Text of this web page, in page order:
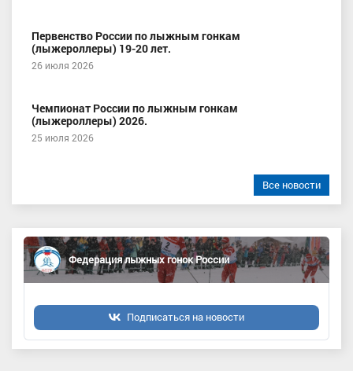
Первенство России по лыжным гонкам
(лыжероллеры) 19-20 лет.
26 июля 2026
Чемпионат России по лыжным гонкам
(лыжероллеры) 2026.
25 июля 2026
Все новости
Федерация лыжных гонок России
Подписаться на новости